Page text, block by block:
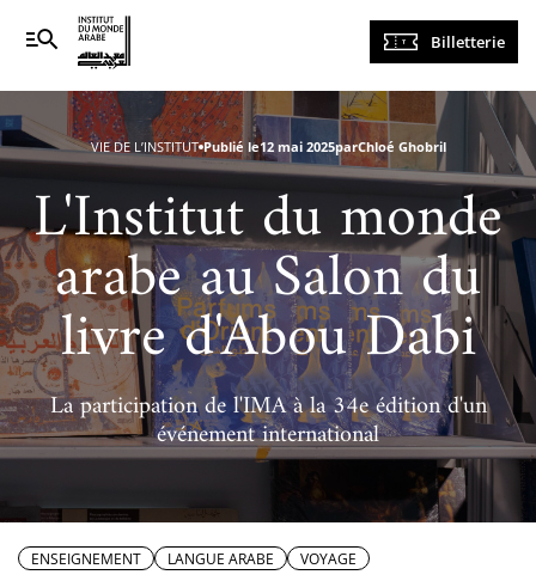
Navigation
principale
Billetterie
VIE DE L’INSTITUT Publié le12 mai 2025parChloé Ghobril
L'Institut du monde
arabe au Salon du
livre d'Abou Dabi
La participation de l'IMA à la 34e édition d'un
événement international
ENSEIGNEMENT LANGUE ARABE VOYAGE